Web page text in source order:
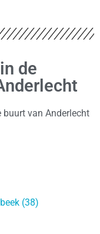
de
van Anderlecht
(38)